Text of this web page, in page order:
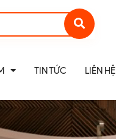
TIN TỨC LIÊN HỆ